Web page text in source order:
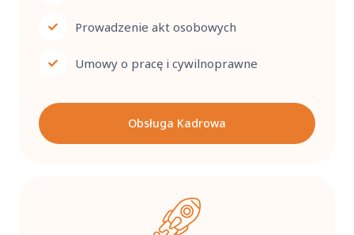
Prowadzenie akt osobowych
Umowy o pracę i cywilnoprawne
Obsługa Kadrowa